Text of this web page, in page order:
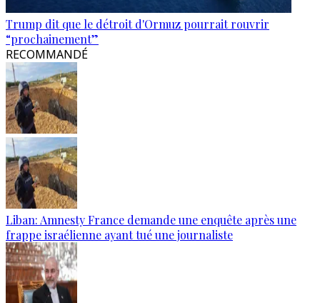
Trump dit que le détroit d'Ormuz pourrait rouvrir
“prochainement”
RECOMMANDÉ
Liban: Amnesty France demande une enquête après une
frappe israélienne ayant tué une journaliste